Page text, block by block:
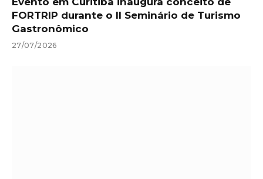
FORTRIP durante o II Seminário de Turismo
Gastronômico
27/07/2026